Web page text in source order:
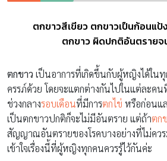
ตกขาวสีเขียว ตกขาวเป็นก้อนแ
ตกขาว ผิดปกติอันตรายจ
ตกขาว เป็นอาการที่เกิดขึ้นกับผู้หญิงได้ใน
ครรภ์ด้วย โดยจะแตกต่างกันไปในแต่ละค
ช่วงกลางรอบเดือนที่มีการตกไข่ หรือก่อนแ
เป็นตกขาวปกติก็จะไม่มีอันตราย แต่ถ้าตก
สัญญาณอันตรายของโรคบางอย่างที่ไม่คว
เข้าใจเรื่องนี้ที่ผู้หญิงทุกคนควรรู้ไว้กันค่ะ